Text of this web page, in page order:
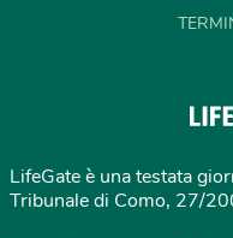
LifeGate è una testata
Tribunale di Como, 27/